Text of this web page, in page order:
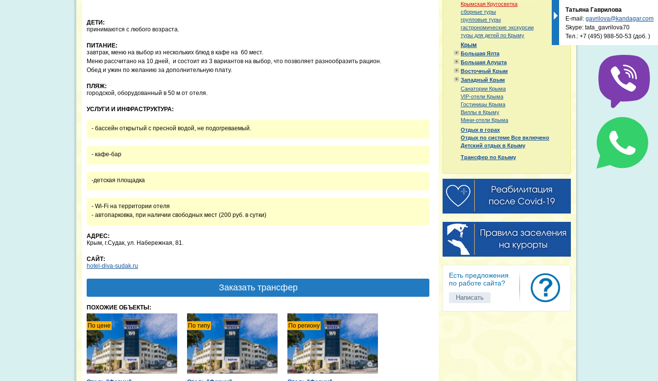
ДЕТИ:
принимаются с любого возраста.
ПИТАНИЕ:
завтрак, меню на выбор из нескольких блюд в кафе на 60 мест.
Меню рассчитано на 10 дней, и состоит из 3 вариантов на выбор, что позволяет разнообразить рацион.
Обед и ужин по желанию за дополнительную плату.
ПЛЯЖ:
городской, оборудованный в 50 м от отеля.
УСЛУГИ И ИНФРАСТРУКТУРА:
- бассейн открытый с пресной водой, не подогреваемый.
- кафе-бар
-детская площадка
- Wi-Fi на территории отеля
- автопарковка, при наличии свободных мест (200 руб. в сутки)
АДРЕС:
Крым, г.Судак, ул. Набережная, 81.
САЙТ:
hotel-diva-sudak.ru
Заказать трансфер
ПОХОЖИЕ ОБЪЕКТЫ:
По цене По типу По региону
Татьяна Гаврилова
E-mail: gavrilova@kandagar.com
Skype: tata_gavrilova70
Тел.: +7 (495) 988-50-53 (доб. )
Крымская Кругосветка
сборные туры
групповые туры
гастрономические экскурсии
туры для детей по Крыму
Крым
Большая Ялта
Большая Алушта
Восточный Крым
Западный Крым
Санатории Крыма
VIP-отели Крыма
Гостиницы Крыма
Виллы в Крыму
Мини-отели Крыма
Отдых в горах
Отдых по системе Все включено
Детский отдых в Крыму
Трансфер по Крыму
Есть предложения
по работе сайта?
Написать